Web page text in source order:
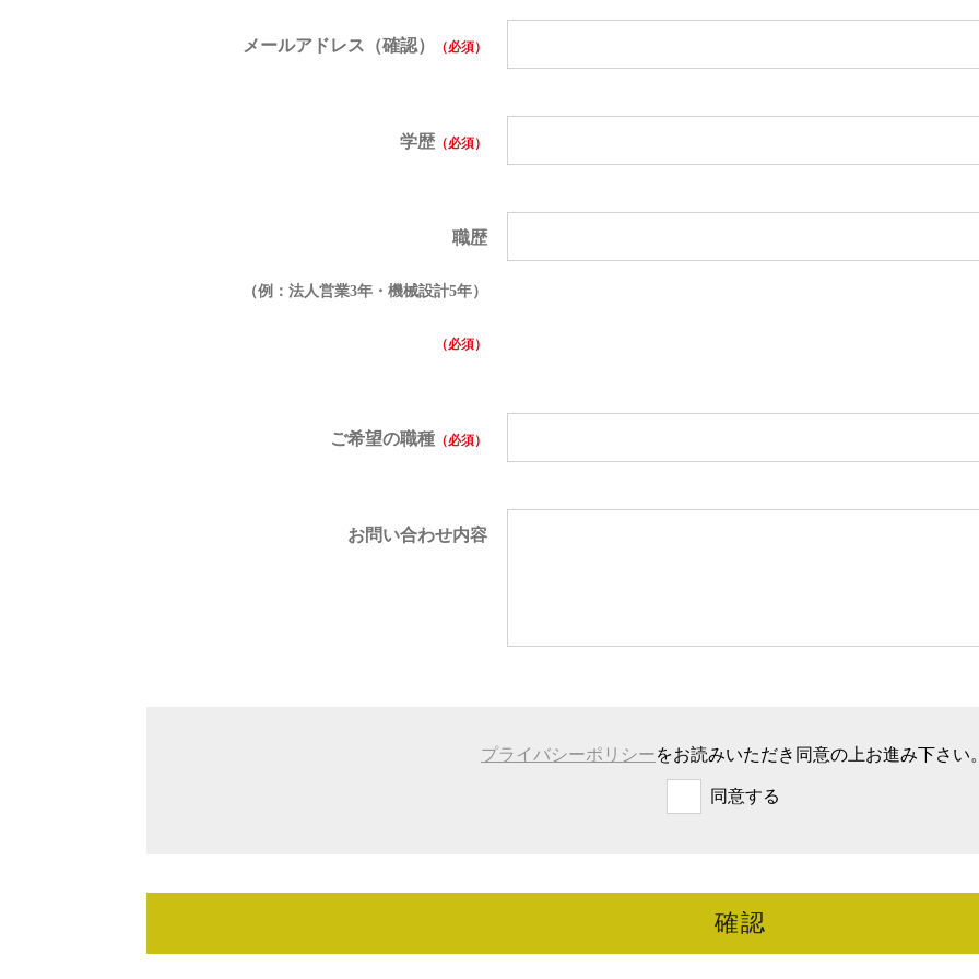
メールアドレス（確認）
学歴
職歴
（例：法人営業3年・機械設計5年）
ご希望の職種
お問い合わせ内容
プライバシーポリシーをお読みいただき同意の上お進み下さい
同意する